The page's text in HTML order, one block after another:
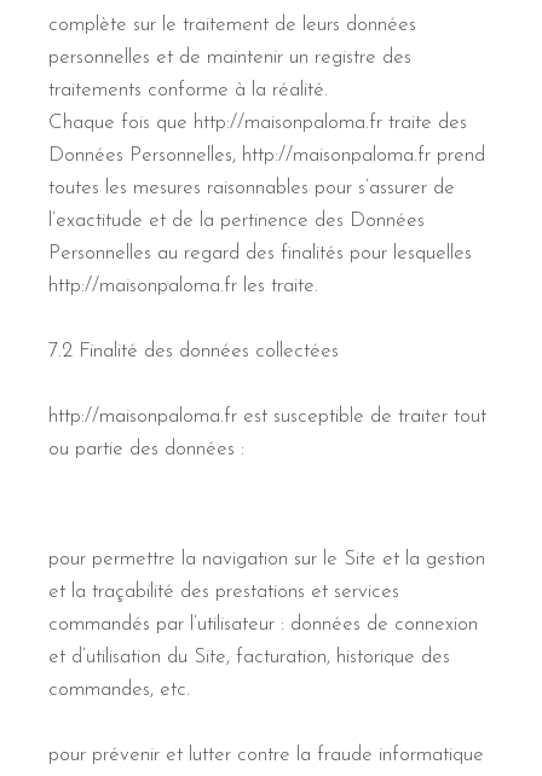
complète sur le traitement de leurs données
personnelles et de maintenir un registre des
traitements conforme à la réalité.
Chaque fois que http://maisonpaloma.fr traite des
Données Personnelles, http://maisonpaloma.fr prend
toutes les mesures raisonnables pour s’assurer de
l’exactitude et de la pertinence des Données
Personnelles au regard des finalités pour lesquelles
http://maisonpaloma.fr les traite.
7.2 Finalité des données collectées
http://maisonpaloma.fr est susceptible de traiter tout
ou partie des données :
pour permettre la navigation sur le Site et la gestion
et la traçabilité des prestations et services
commandés par l’utilisateur : données de connexion
et d’utilisation du Site, facturation, historique des
commandes, etc.
pour prévenir et lutter contre la fraude informatique